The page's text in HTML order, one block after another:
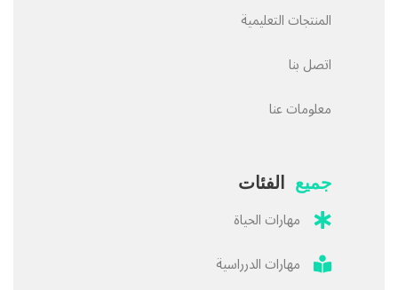
المنتجات التعليمية
اتصل بنا
معلومات عنا
جميع الفئات
مهارات الحياة
مهارات الدرراسية